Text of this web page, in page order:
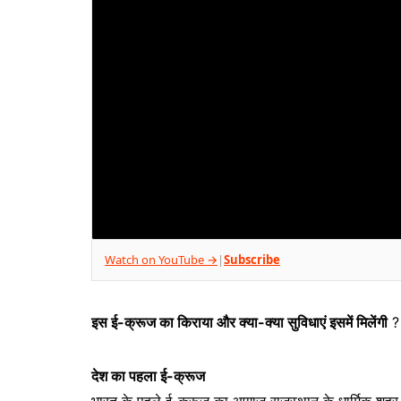
Watch on YouTube → |Subscribe
इस ई-क्रूज का किराया और क्या-क्या सुविधाएं इसमें मिलेंगी?
देश का पहला ई-क्रूज